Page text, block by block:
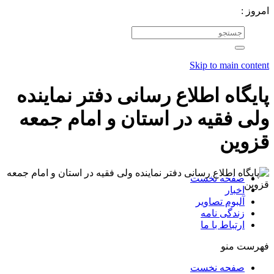
امروز :
Skip to main content
پایگاه اطلاع رسانی دفتر نماینده
ولی فقیه در استان و امام جمعه
قزوین
صفحه نخست
اخبار
آلبوم تصاویر
زندگی نامه
ارتباط با ما
فهرست منو
صفحه نخست